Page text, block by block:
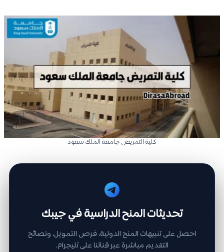
كلية التمريض جامعة الملك سعود
تحديثات المنح الدراسية في جيبك
احصل على تنبيهات المنح الدولية، فرص التمويل، ونصائح
التقديم مباشرة عبر قناتنا على تليجرام.